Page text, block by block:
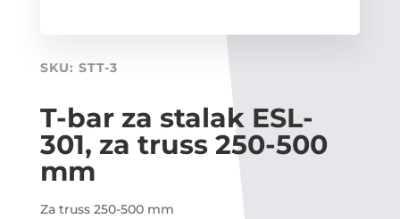
SKU: STT-3
T-bar za stalak ESL-
301, za truss 250-500
mm
Za truss 250-500 mm